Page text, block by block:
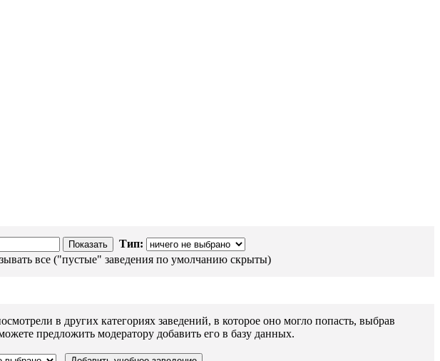
Тип:
все ("пустые" заведения по умолчанию скрыты)
в других категориях заведений, в которое оно могло попасть, выбрав
предложить модератору добавить его в базу данных.